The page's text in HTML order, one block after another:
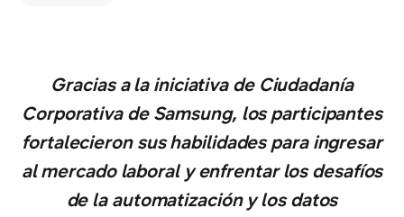
Gracias a la iniciativa de Ciudadanía
Corporativa de Samsung, los participantes
fortalecieron sus habilidades para ingresar
al mercado laboral y enfrentar los desafíos
de la automatización y los datos